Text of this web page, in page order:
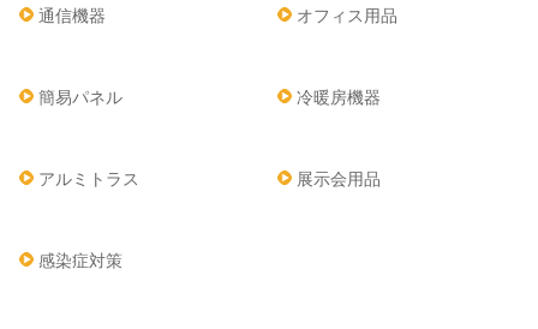
通信機器 オフィス用品
簡易パネル 冷暖房機器
アルミトラス 展示会用品
感染症対策